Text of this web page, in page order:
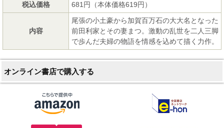
税込価格
681円（本体価格619円）
内容
尾張の小土豪から加賀百万石の大大名となった
前田利家とその妻まつ。激動の乱世を二人三脚
で歩んだ夫婦の物語を情感を込めて描く力作。
オンライン書店で購入する